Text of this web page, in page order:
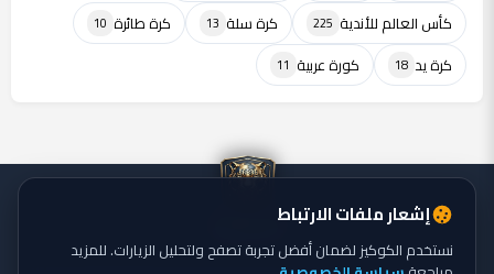
كأس العالم للأندية 225 كرة سلة 13 كرة طائرة 10
كرة يد 18 كورة عربية 11
إشعار ملفات الارتباط
نستخدم الكوكيز لضمان أفضل تجربة تصفح ولتحليل الزيارات. للمزيد